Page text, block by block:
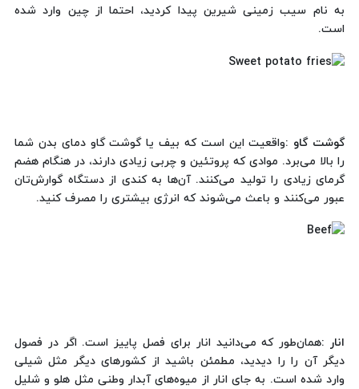
به نام سیب زمینی شیرین پیدا کردید، احتما از چین وارد شده
است.
گوشت گاو :واقعیت این است که بیف یا گوشت گاو دمای بدن شما
را بالا می‌برد. موادی که پروتئین و چربی زیادی دارند، در هنگام هضم
گرمای زیادی را تولید می‌کنند. آن‌ها به کندی از دستگاه گوارش‌تان
عبور می‌کنند و باعث می‌شوند که انرژی بیشتری را مصرف کنید.
انار :همان‌طور که می‌دانید انار برای فصل پاییز است. اگر در فصول
دیگر آن را را دیدید، مطمئن باشید از کشورهای دیگر مثل شیلی
وارد شده است. به جای انار از میوه‌های آبدار وطنی مثل هلو و شلیل